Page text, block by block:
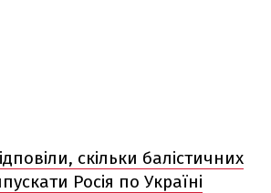
скільки балістичних
Росія по Україні